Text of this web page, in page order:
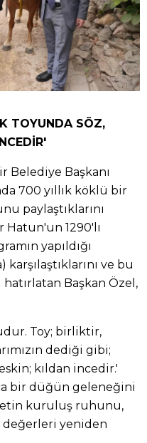
TOYUNDA SÖZ,
Belediye Başkanı
700 yıllık köklü bir
paylaştıklarını
1290'lı
yapıldığı
ve bu
Başkan Özel,
Toy; birliktir,
dediği gibi;
kıldan incedir.'
bir düğün geleneğini
kuruluş ruhunu,
değerleri yeniden